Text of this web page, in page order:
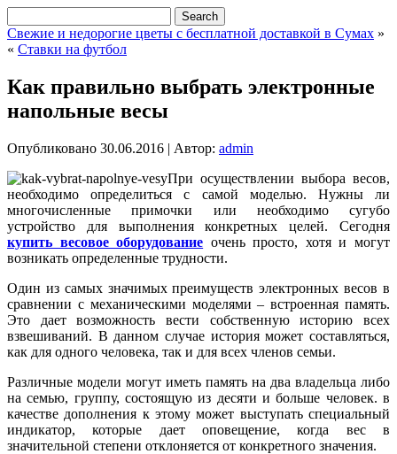
Свежие и недорогие цветы с бесплатной доставкой в Сумах »
« Ставки на футбол
Как правильно выбрать электронные
напольные весы
Опубликовано 30.06.2016 | Автор: admin
При осуществлении выбора весов,
необходимо определиться с самой моделью. Нужны ли
многочисленные примочки или необходимо сугубо
устройство для выполнения конкретных целей. Сегодня
купить весовое оборудование очень просто, хотя и могут
возникать определенные трудности.
Один из самых значимых преимуществ электронных весов в
сравнении с механическими моделями – встроенная память.
Это дает возможность вести собственную историю всех
взвешиваний. В данном случае история может составляться,
как для одного человека, так и для всех членов семьи.
Различные модели могут иметь память на два владельца либо
на семью, группу, состоящую из десяти и больше человек. в
качестве дополнения к этому может выступать специальный
индикатор, которые дает оповещение, когда вес в
значительной степени отклоняется от конкретного значения.